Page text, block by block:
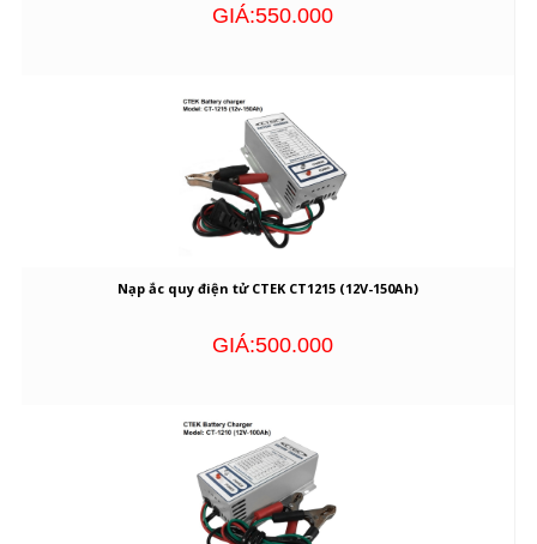
GIÁ:550.000
Nạp ắc quy điện tử CTEK CT1215 (12V-150Ah)
GIÁ:500.000